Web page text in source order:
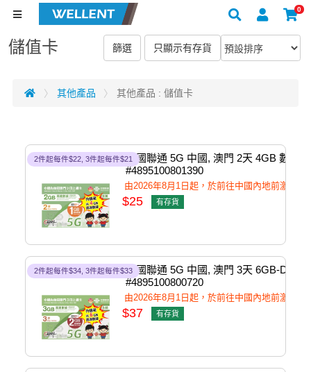
0
儲值卡
其他產品 其他產品 : 儲值卡
2件起每件$22, 3件起每件$21中國聯通 5G 中國, 澳門 2天 4GB 數據
#4895100801390
由2026年8月1日起，於前往中國內地前激活
$25 有存貨
2件起每件$34, 3件起每件$33中國聯通 5G 中國, 澳門 3天 6GB-Data
#4895100800720
由2026年8月1日起，於前往中國內地前激活
$37 有存貨